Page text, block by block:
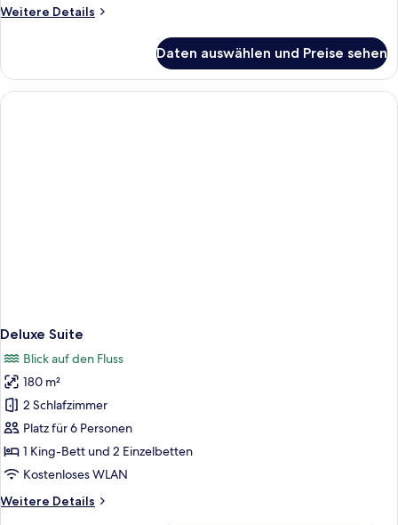
Weitere Details
Weitere
Suite
Garden
View
Daten auswählen und Preise sehen
Deluxe Suite
Blick auf den Fluss
180 m²
2 Schlafzimmer
Platz für 6 Personen
1 King-Bett und 2 Einzelbetten
Kostenloses WLAN
Weitere Details
Weitere